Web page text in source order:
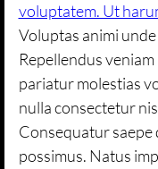
voluptatem. Ut
Voluptas animi
Repellendus
pariatur molestias
nulla consectetur
Consequatur
possimus. Natus